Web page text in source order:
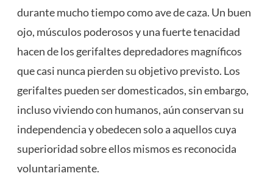
durante mucho tiempo como ave de caza. Un buen
ojo, músculos poderosos y una fuerte tenacidad
hacen de los gerifaltes depredadores magníficos
que casi nunca pierden su objetivo previsto. Los
gerifaltes pueden ser domesticados, sin embargo,
incluso viviendo con humanos, aún conservan su
independencia y obedecen solo a aquellos cuya
superioridad sobre ellos mismos es reconocida
voluntariamente.